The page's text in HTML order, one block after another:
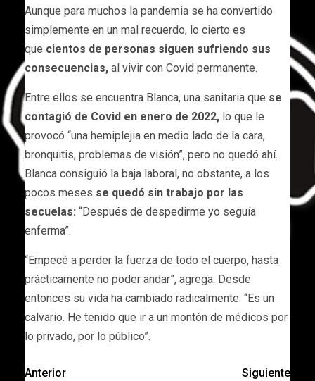
Aunque para muchos la pandemia se ha convertido
simplemente en un mal recuerdo, lo cierto es
que cientos de personas siguen sufriendo sus
consecuencias, al vivir con Covid permanente.
Entre ellos se encuentra Blanca, una sanitaria que se
contagió de Covid en enero de 2022, lo que le
provocó “una hemiplejia en medio lado de la cara,
bronquitis, problemas de visión”, pero no quedó ahí.
Blanca consiguió la baja laboral, no obstante, a los
pocos meses se quedó sin trabajo por las
secuelas: “Después de despedirme yo seguía
enferma”.
“Empecé a perder la fuerza de todo el cuerpo, hasta
prácticamente no poder andar”, agrega. Desde
entonces su vida ha cambiado radicalmente. “Es un
calvario. He tenido que ir a un montón de médicos por
lo privado, por lo público”.
Anterior Siguiente